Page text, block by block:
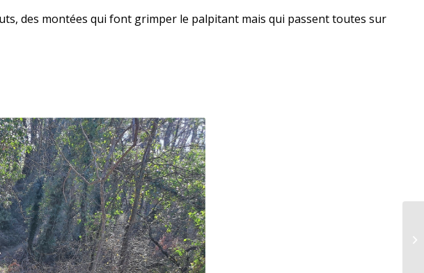
des montées qui font grimper le palpitant mais qui passent toutes sur